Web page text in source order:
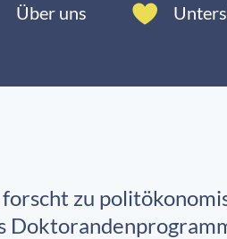
Über uns
zu